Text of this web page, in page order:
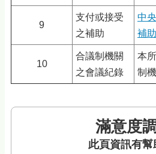
9
支付或接受
之補助
中
補
10
合議制機關
之會議紀錄
本
制
滿意度
此頁資訊有幫